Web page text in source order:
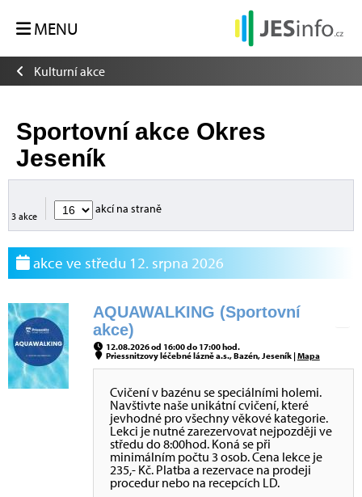
MENU
Kulturní akce
Sportovní akce Okres
Jeseník
3 akce
akcí na straně
akce ve středu 12. srpna 2026
AQUAWALKING (Sportovní
akce)
12.08.2026 od 16:00 do 17:00 hod.
Priessnitzovy léčebné lázně a.s., Bazén, Jeseník |Mapa
Cvičení v bazénu se speciálními holemi.
Navštivte naše unikátní cvičení, které
jevhodné pro všechny věkové kategorie.
Lekci je nutné zarezervovat nejpozději ve
středu do 8:00hod. Koná se při
minimálním počtu 3 osob. Cena lekce je
235,- Kč. Platba a rezervace na prodeji
procedur nebo na recepcích LD.